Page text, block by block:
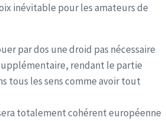
inévitable pour les amateurs de
par dos une droid pas nécessaire
rendant le partie
tous les sens comme avoir tout
totalement cohérent européenne